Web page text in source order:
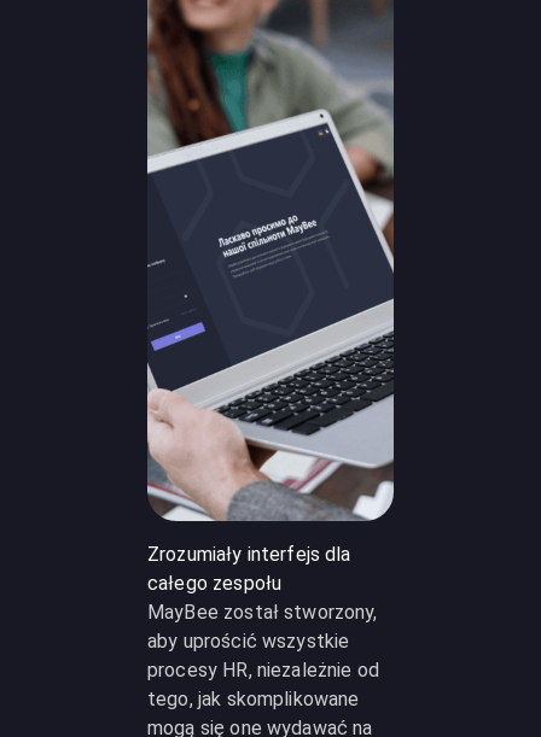
Zrozumiały interfejs dla
całego zespołu
MayBee został stworzony,
aby uprościć wszystkie
procesy HR, niezależnie od
tego, jak skomplikowane
mogą się one wydawać na